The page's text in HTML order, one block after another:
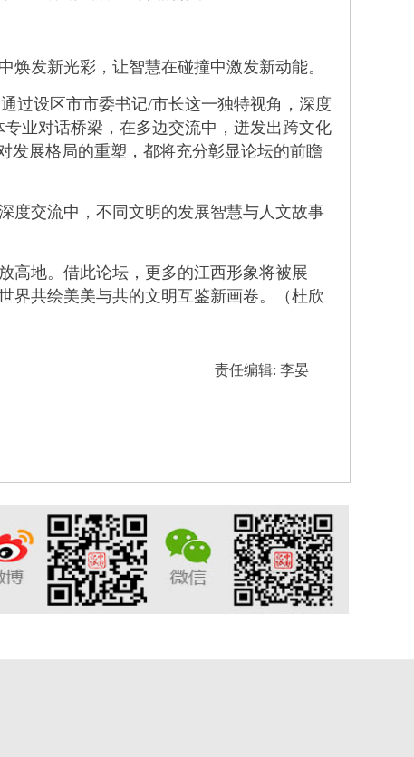
发新光彩，让智慧在碰撞中激发新动能。
设区市市委书记/市长这一独特视角，深度
业对话桥梁，在多边交流中，迸发出跨文化
发展格局的重塑，都将充分彰显论坛的前瞻
交流中，不同文明的发展智慧与人文故事
地。借此论坛，更多的江西形象将被展
界共绘美美与共的文明互鉴新画卷。​（杜欣
责任编辑: 李晏